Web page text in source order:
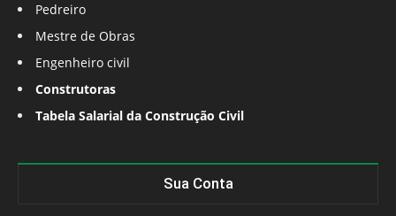
Pedreiro
Mestre de Obras
Engenheiro civil
Construtoras
Tabela Salarial da Construção Civil
Sua Conta